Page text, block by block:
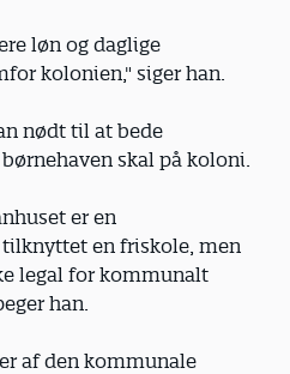
løn og daglige
kolonien," siger han.
nødt til at bede
skal på koloni.
er en
en friskole, men
legal for kommunalt
han.
af den kommunale